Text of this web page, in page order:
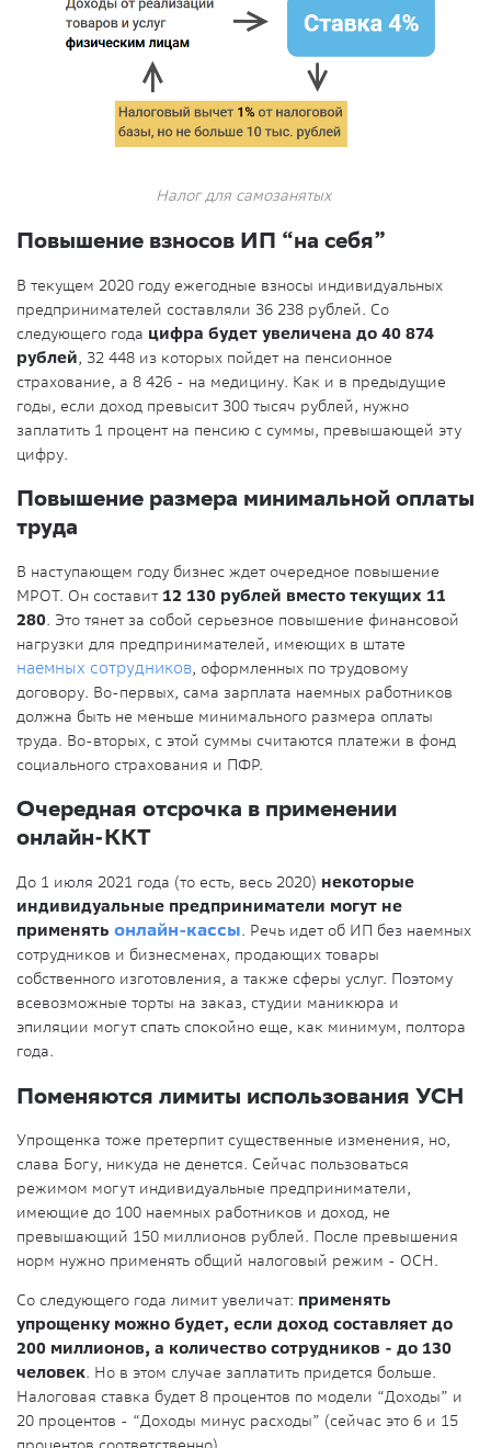
Налог для самозанятых
Повышение взносов ИП “на себя”
В текущем 2020 году ежегодные взносы индивидуальных
предпринимателей составляли 36 238 рублей. Со
следующего года цифра будет увеличена до 40 874
рублей, 32 448 из которых пойдет на пенсионное
страхование, а 8 426 - на медицину. Как и в предыдущие
годы, если доход превысит 300 тысяч рублей, нужно
заплатить 1 процент на пенсию с суммы, превышающей эту
цифру.
Повышение размера минимальной оплаты
труда
В наступающем году бизнес ждет очередное повышение
МРОТ. Он составит 12 130 рублей вместо текущих 11
280. Это тянет за собой серьезное повышение финансовой
нагрузки для предпринимателей, имеющих в штате
наемных сотрудников, оформленных по трудовому
договору. Во-первых, сама зарплата наемных работников
должна быть не меньше минимального размера оплаты
труда. Во-вторых, с этой суммы считаются платежи в фонд
социального страхования и ПФР.
Очередная отсрочка в применении
онлайн-ККТ
До 1 июля 2021 года (то есть, весь 2020) некоторые
индивидуальные предприниматели могут не
применять онлайн-кассы. Речь идет об ИП без наемных
сотрудников и бизнесменах, продающих товары
собственного изготовления, а также сферы услуг. Поэтому
всевозможные торты на заказ, студии маникюра и
эпиляции могут спать спокойно еще, как минимум, полтора
года.
Поменяются лимиты использования УСН
Упрощенка тоже претерпит существенные изменения, но,
слава Богу, никуда не денется. Сейчас пользоваться
режимом могут индивидуальные предприниматели,
имеющие до 100 наемных работников и доход, не
превышающий 150 миллионов рублей. После превышения
норм нужно применять общий налоговый режим - ОСН.
Со следующего года лимит увеличат: применять
упрощенку можно будет, если доход составляет до
200 миллионов, а количество сотрудников - до 130
человек. Но в этом случае заплатить придется больше.
Налоговая ставка будет 8 процентов по модели “Доходы” и
20 процентов - “Доходы минус расходы” (сейчас это 6 и 15